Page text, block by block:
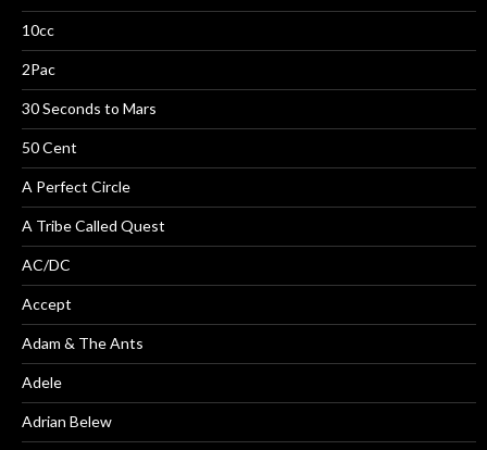
10cc
2Pac
30 Seconds to Mars
50 Cent
A Perfect Circle
A Tribe Called Quest
AC/DC
Accept
Adam & The Ants
Adele
Adrian Belew